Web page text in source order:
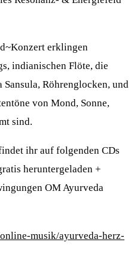
erklingen
indianischen Flöte, die
Röhrenglocken, und
von Mond, Sonne,
sind.
ihr auf folgenden CDs
heruntergeladen +
OM Ayurveda
musik/ayurveda-herz-